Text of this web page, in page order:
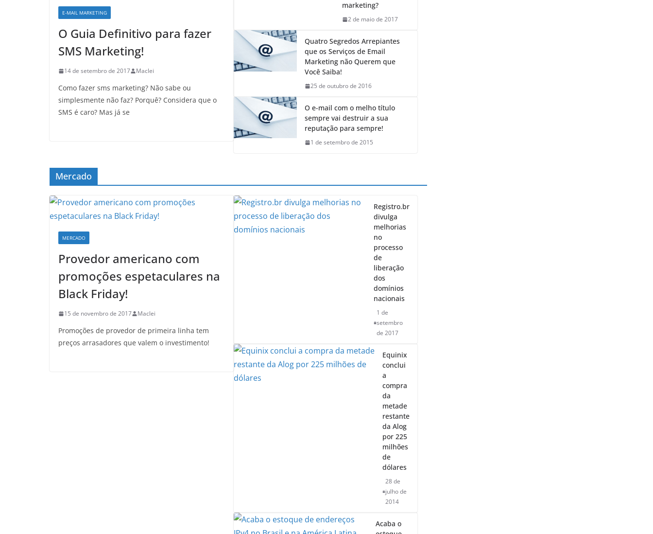
E-MAIL MARKETING
O Guia Definitivo para fazer
SMS Marketing!
14 de setembro de 2017 Maclei
Como fazer sms marketing? Não sabe ou
simplesmente não faz? Porquê? Considera que o
SMS é caro? Mas já se
marketing?
2 de maio de 2017
Quatro Segredos Arrepiantes
que os Serviços de Email
Marketing não Querem que
Você Saiba!
25 de outubro de 2016
O e-mail com o melho título
sempre vai destruir a sua
reputação para sempre!
1 de setembro de 2015
Mercado
MERCADO
Provedor americano com
promoções espetaculares na
Black Friday!
15 de novembro de 2017 Maclei
Promoções de provedor de primeira linha tem
preços arrasadores que valem o investimento!
Registro.br
divulga
melhorias
no
processo
de
liberação
dos
domínios
nacionais
1 de
setembro
de 2017
Equinix
conclui
a
compra
da
metade
restante
da Alog
por 225
milhões
de
dólares
28 de
julho de
2014
Acaba o